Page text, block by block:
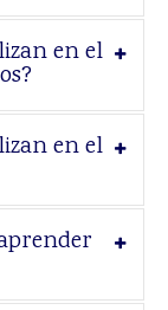
en el
en el